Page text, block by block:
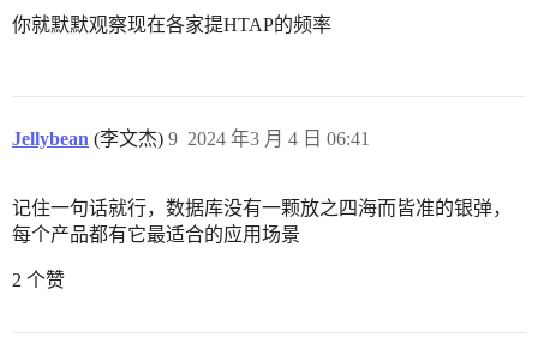
你就默默观察现在各家提HTAP的频率
Jellybean (李文杰) 2024 年3 月 4 日 06:41
9
记住一句话就行，数据库没有一颗放之四海而皆准的银弹，
每个产品都有它最适合的应用场景
2 个赞